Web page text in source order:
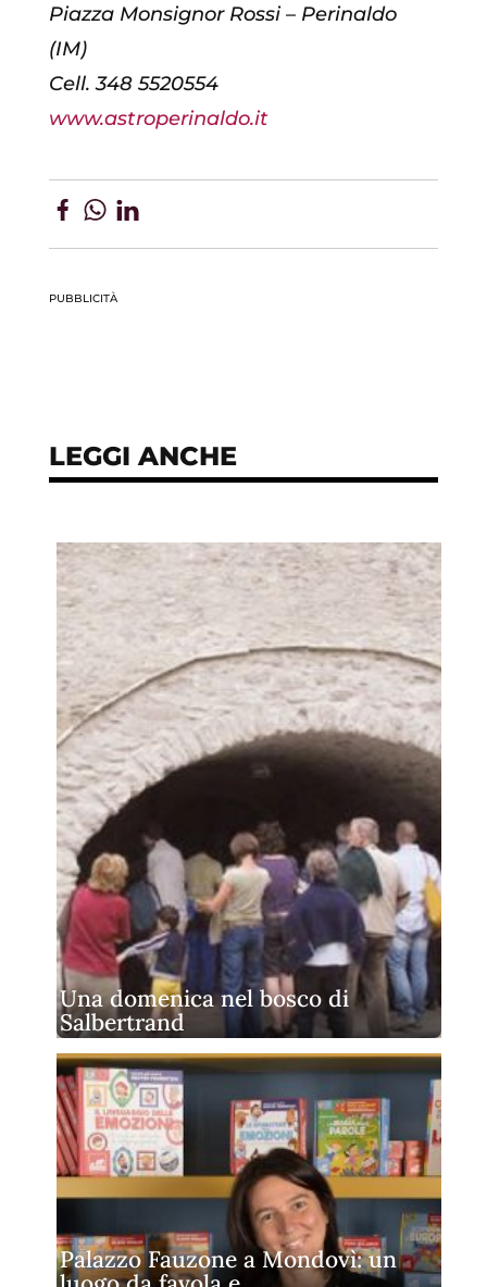
Piazza Monsignor Rossi – Perinaldo
(IM)
Cell. 348 5520554
www.astroperinaldo.it
PUBBLICITÀ
LEGGI ANCHE
Una domenica nel bosco di
Salbertrand
Palazzo Fauzone a Mondovì: un